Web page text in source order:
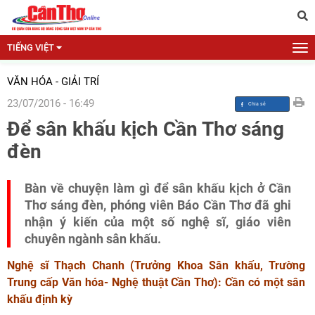
TIẾNG VIỆT
VĂN HÓA - GIẢI TRÍ
23/07/2016 - 16:49
Để sân khấu kịch Cần Thơ sáng
đèn
Bàn về chuyện làm gì để sân khấu kịch ở Cần
Thơ sáng đèn, phóng viên Báo Cần Thơ đã ghi
nhận ý kiến của một số nghệ sĩ, giáo viên
chuyên ngành sân khấu.
Nghệ sĩ Thạch Chanh (Trưởng Khoa Sân khấu, Trường
Trung cấp Văn hóa- Nghệ thuật Cần Thơ): Cần có một sân
khấu định kỳ